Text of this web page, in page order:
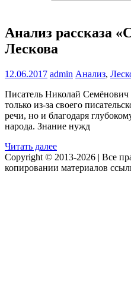
Анализ рассказа
Лескова
12.06.2017 admin Анализ,
Писатель Николай Семёнович
только из-за своего
речи, но и благодаря
народа. Знание нужд
Читать далее
Copyright © 2013-2026 | Все
копировании материалов